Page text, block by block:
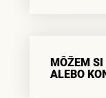
MÔŽEM
ALEBO